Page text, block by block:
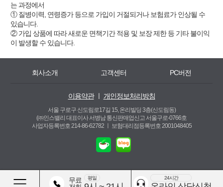
는 과정에서
① 질병이력, 연령증가 등으로 가입이 거절되거나 보험료가 인상될 수
있습니다.
② 가입 상품에 따라 새로운 면책기간 적용 및 보장 제한 등 기타 불이익
이 발생할 수 있습니다.
회사소개 고객센터 PC버전
이용약관ㅣ 개인정보처리방침
서울 구로구 신도림로17길 15, 온리빌딩 3층(신도림동)
(㈜인스밸리 대표이사 서병남 통신판매업신고 서울구로-0766호
사업자등록번호 214-86-62782 ㅣ
보험대리점등록번호 2001048405
무료
평일 24시간